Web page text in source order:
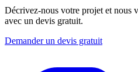
Décrivez-nous votre projet et nous
avec un devis gratuit.
Demander un devis gratuit